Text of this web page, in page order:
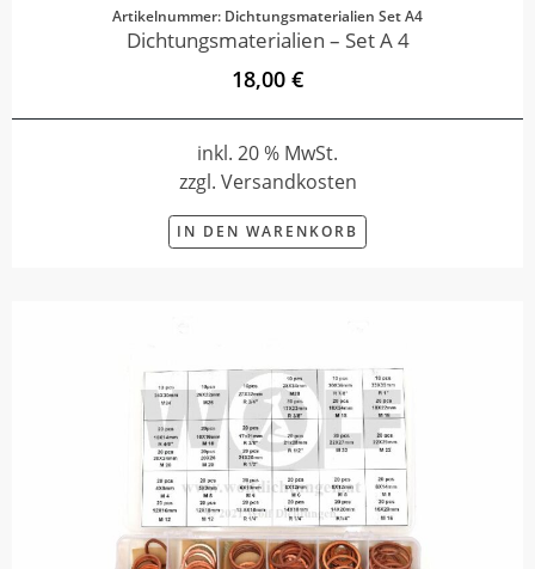
Artikelnummer: Dichtungsmaterialien Set A4
Dichtungsmaterialien – Set A 4
18,00 €
inkl. 20 % MwSt.
zzgl. Versandkosten
IN DEN WARENKORB